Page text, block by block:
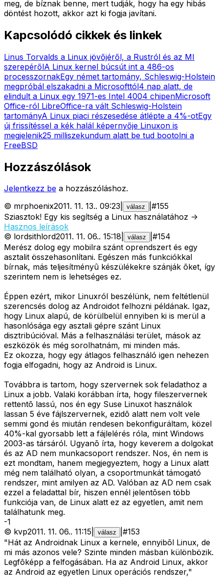
meg, de bíznak benne, mert tudják, hogy ha egy hibás
döntést hozott, akkor azt ki fogja javítani.
Kapcsolódó cikkek és linkek
Linus Torvalds a Linux jövőjéről, a Rustról és az MI
szerepérőlA Linux kernel búcsút int a 486-os
processzornakEgy német tartomány, Schleswig-Holstein
megpróbál elszakadni a Microsofttól4 nap alatt, de
elindult a Linux egy 1971-es Intel 4004 chipenMicrosoft
Office-ról LibreOffice-ra vált Schleswig-Holstein
tartományA Linux piaci részesedése átlépte a 4%-otEgy
új frissítéssel a kék halál képernyője Linuxon is
megjelenik25 milliszekundum alatt be tud bootolni a
FreeBSD
Hozzászólások
Jelentkezz be a hozzászóláshoz.
© mrphoenix2011. 11. 13.. 09:23 válasz #155
Sziasztok! Egy kis segítség a Linux használatához ->
Hasznos leírások
© lordsithlord2011. 11. 06.. 15:18 válasz #154
Merész dolog egy mobilra szánt oprendszert és egy
asztalit összehasonlítani. Egészen más funkciókkal
bírnak, más teljesítményû készülékekre szánják õket, így
szerintem nem is lehetséges ez.
Éppen ezért, mikor Linuxról beszélünk, nem feltétlenül
szerencsés dolog az Androidot felhozni példának. Igaz,
hogy Linux alapú, de körülbelül ennyiben ki is merül a
hasonlósága egy asztali gépre szánt Linux
disztribúcióval. Más a felhasználási terület, mások az
eszközök és még sorolhatnám, mi minden más.
Ez okozza, hogy egy átlagos felhasználó igen nehezen
fogja elfogadni, hogy az Android is Linux.
Továbbra is tartom, hogy szervernek sok feladathoz a
Linux a jobb. Valaki korábban írta, hogy fileszervernek
rettentõ lassú, nos én egy Suse Linuxot használok
lassan 5 éve fájlszervernek, ezidõ alatt nem volt vele
semmi gond és miután rendesen bekonfiguráltam, közel
40%-kal gyorsabb lett a fájlelérés róla, mint Windows
2003-as társáról. Ugyanõ írta, hogy keverem a dolgokat
és az AD nem munkacsoport rendszer. Nos, én nem is
ezt mondtam, hanem megjegyeztem, hogy a Linux alatt
még nem található olyan, a csoportmunkát támogató
rendszer, mint amilyen az AD. Valóban az AD nem csak
ezzel a feladattal bír, hiszen ennél jelentõsen több
funkciója van, de Linux alatt ez az egyetlen, amit nem
találhatunk meg.
-1
© kvp2011. 11. 06.. 11:15 válasz #153
"Hát az Androidnak Linux a kernele, ennyibõl Linux, de
mi más azonos vele? Szinte minden másban különbözik.
Legfõképp a felfogásában. Ha az Android Linux, akkor
az Android az egyetlen Linux operációs rendszer,"